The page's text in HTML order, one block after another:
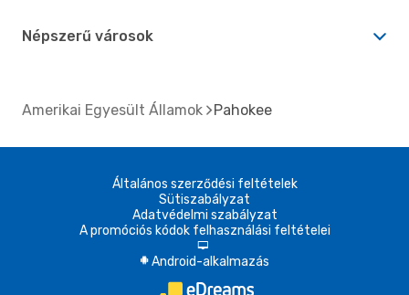
Népszerű városok
Amerikai Egyesült Államok Pahokee
Általános szerződési feltételek
Sütiszabályzat
Adatvédelmi szabályzat
A promóciós kódok felhasználási feltételei
d
A Android-alkalmazás